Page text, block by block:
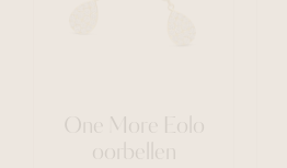
One More Eolo
oorbellen